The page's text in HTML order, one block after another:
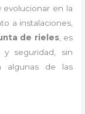
evolucionar en la
a instalaciones,
de rieles, es
seguridad, sin
algunas de las